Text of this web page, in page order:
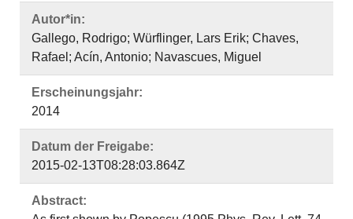
Autor*in:
Gallego, Rodrigo; Würflinger, Lars Erik; Chaves,
Rafael; Acín, Antonio; Navascues, Miguel
Erscheinungsjahr:
2014
Datum der Freigabe:
2015-02-13T08:28:03.864Z
Abstract: